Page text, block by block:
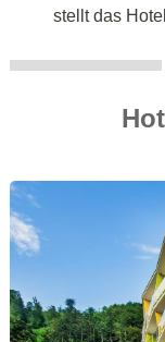
stellt das